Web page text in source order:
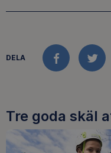
DELA
Tre goda skäl